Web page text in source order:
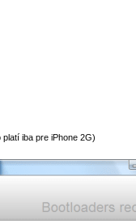
iba pre iPhone 2G)